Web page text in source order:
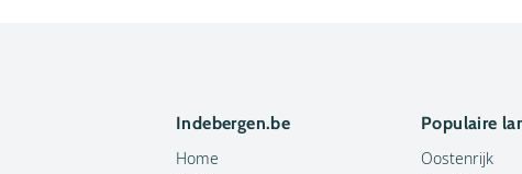
Indebergen.be
Home
Populaire
Oostenrijk